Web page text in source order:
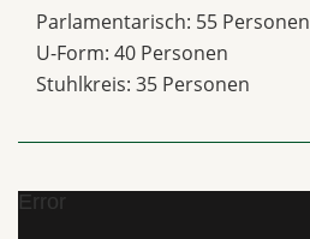
Parlamentarisch: 55 Personen
U-Form: 40 Personen
Stuhlkreis: 35 Personen
Error